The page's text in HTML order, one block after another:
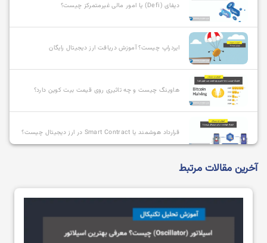
دیفای (Defi) یا امور مالی غیرمتمرکز چیست؟
ایردراپ چیست؟ آموزش دریافت ارز دیجیتال رایگان
هاوینگ چیست و چه تاثیری روی قیمت بیت کوین دارد؟
قرارداد هوشمند یا Smart Contract در ارز دیجیتال چیست؟
استیبل کوین چیست؟
آخرین مقالات مرتبط